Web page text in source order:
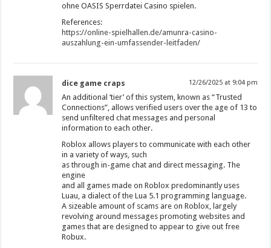
ohne OASIS Sperrdatei Casino spielen.
References:
https://online-spielhallen.de/amunra-casino-
auszahlung-ein-umfassender-leitfaden/
dice game craps 12/26/2025 at 9:04 pm
An additional ‘tier’ of this system, known as “Trusted
Connections”, allows verified users over the age of 13 to
send unfiltered chat messages and personal
information to each other.
Roblox allows players to communicate with each other
in a variety of ways, such
as through in-game chat and direct messaging. The
engine
and all games made on Roblox predominantly uses
Luau, a dialect of the Lua 5.1 programming language.
A sizeable amount of scams are on Roblox, largely
revolving around messages promoting websites and
games that are designed to appear to give out free
Robux.